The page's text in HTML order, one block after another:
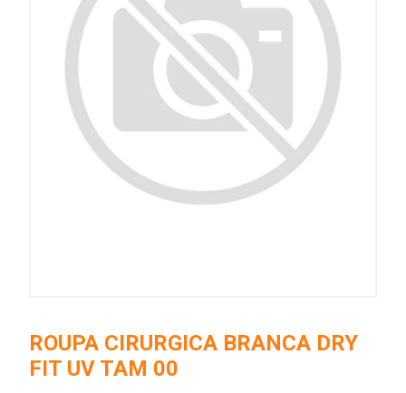
ROUPA CIRURGICA BRANCA DRY
FIT UV TAM 00